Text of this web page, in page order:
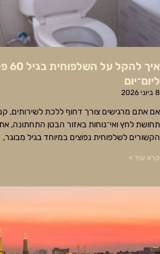
ליום־יום
8 ביוני 2026
אם אתם מרגישים צורך דחוף ללכת לשירותים,
תחושת לחץ ואי־נוחות באזור הבטן התחתונה,
הקשורים לשלפוחית נפוצים במיוחד בגיל מבוגר,
קרא עוד »